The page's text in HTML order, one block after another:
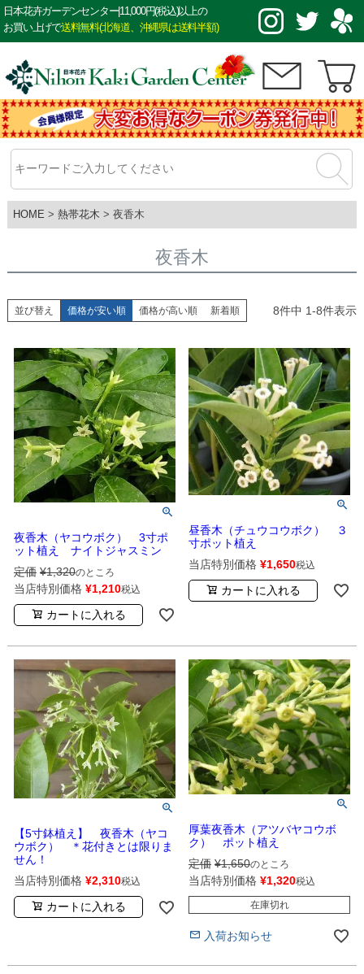
日本花卉ガーデンセンター|11,000円(税込)以上の
お買い上げで送料無料(北海道、沖縄県は送料半額)
HOME 熱帯花木 夜香木
夜香木
並び替え 価格が安い順 価格が高い順 新着順 8件中 1-8件表示
夜香木（ヤコウボク） 3寸ポ
ット植え ナイトジャスミン
定価 ¥1,320のところ
当店特別価格 ¥1,210税込
カートに入れる
昼香木（チュウコウボク） ３
寸ポット植え
当店特別価格 ¥1,650税込
カートに入れる
【5寸鉢植え】 夜香木（ヤコ
ウボク） ＊花付きとは限りま
せん！
当店特別価格 ¥2,310税込
カートに入れる
厚葉夜香木（アツバヤコウボ
ク） ポット植え
定価 ¥1,650のところ
当店特別価格 ¥1,320税込
在庫切れ
入荷お知らせ